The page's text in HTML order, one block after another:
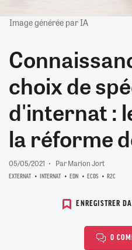
Image générée par IA
choix de
d'internat :
la réforme
05/05/2021 Par Marion Jort
EXTERNAT INTERNAT EDN ECOS R2C
ENREGISTRER
0